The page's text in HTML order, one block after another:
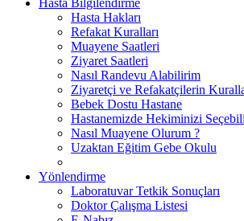
Hasta Hakları
Refakat Kuralları
Muayene Saatleri
Ziyaret Saatleri
Nasıl Randevu Alabilirim
Ziyaretçi ve Refakatçilerin
Bebek Dostu Hastane
Hastanemizde Hekiminizi
Nasıl Muayene Olurum ?
Uzaktan Eğitim Gebe Okulu
Yönlendirme
Laboratuvar Tetkik Sonuçları
Doktor Çalışma Listesi